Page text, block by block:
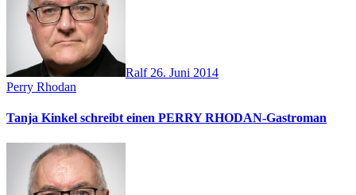
Ralf 26. Juni 2014
Perry Rhodan
Tanja Kinkel schreibt einen PERRY RHODAN-Gastroman